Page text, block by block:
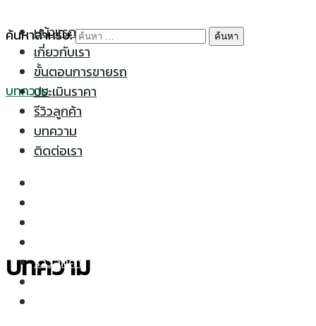
หน้าแรก
เกี่ยวกับเรา
ขั้นตอนการขายรถ
ประเมินราคา
รีวิวลูกค้า
บทความ
ติดต่อเรา
รีวิวลูกค้า
ค้นหาสำหรับ:
บทความ
บทความ